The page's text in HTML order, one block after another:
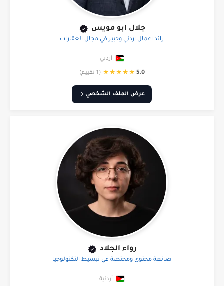
جلال ابو مويس
رائد أعمال أردني وخبير في مجال العقارات
أردني
5.0
★
★
★
★
★ (1 تقييم)
عرض الملف الشخصي
رواء الجلاد
صانعة محتوى ومختصة في تبسيط التكنولوجيا
أردنية